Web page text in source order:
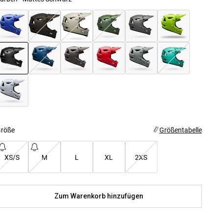
ausgewählt
Größentabelle
XS/S M L XL 2XS
Zum Warenkorb hinzufügen